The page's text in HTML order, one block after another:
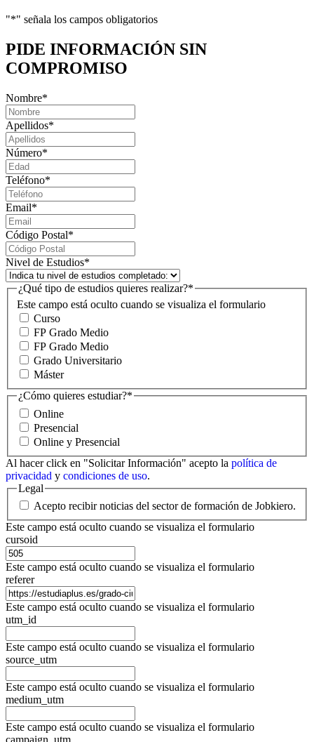
"*" señala los campos obligatorios
PIDE INFORMACIÓN SIN
COMPROMISO
Nombre*
Apellidos*
Número*
Teléfono*
Email*
Código Postal*
Nivel de Estudios*
Este campo está oculto cuando se visualiza el formulario
¿Qué tipo de estudios quieres realizar?*
Curso
FP Grado Medio
FP Grado Medio
Grado Universitario
Máster
¿Cómo quieres estudiar?*
Online
Presencial
Online y Presencial
Al hacer click en "Solicitar Información" acepto la política de
privacidad y condiciones de uso.
Legal
Acepto recibir noticias del sector de formación de Jobkiero.
Este campo está oculto cuando se visualiza el formulario
cursoid
Este campo está oculto cuando se visualiza el formulario
referer
Este campo está oculto cuando se visualiza el formulario
utm_id
Este campo está oculto cuando se visualiza el formulario
source_utm
Este campo está oculto cuando se visualiza el formulario
medium_utm
Este campo está oculto cuando se visualiza el formulario